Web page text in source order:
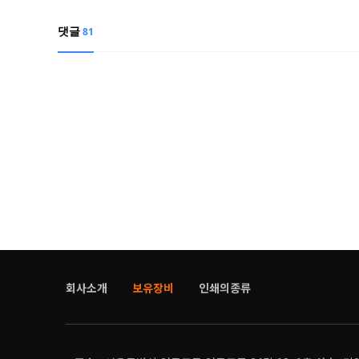
댓글81
회사소개 보유장비 인쇄의종류